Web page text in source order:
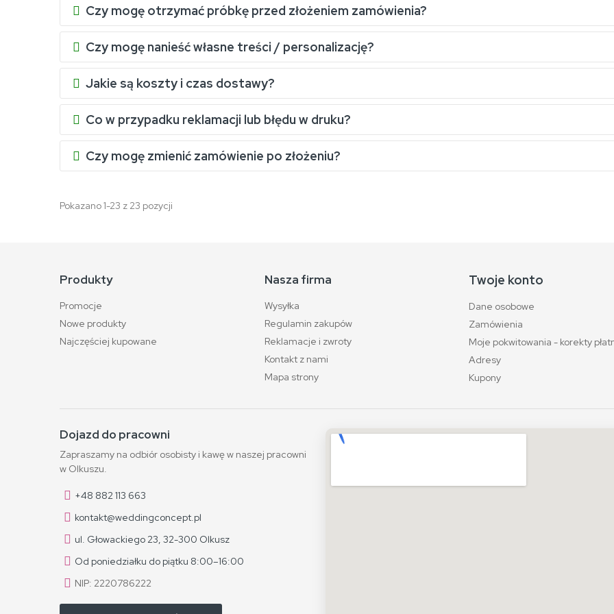
Czy mogę otrzymać próbkę przed złożeniem zamówienia?
Czy mogę nanieść własne treści / personalizację?
Jakie są koszty i czas dostawy?
Co w przypadku reklamacji lub błędu w druku?
Czy mogę zmienić zamówienie po złożeniu?
Pokazano 1-23 z 23 pozycji
Produkty
Promocje
Nowe produkty
Najczęściej kupowane
Nasza firma
Wysyłka
Regulamin zakupów
Reklamacje i zwroty
Kontakt z nami
Mapa strony
Twoje konto
Dane osobowe
Zamówienia
Moje pokwitowania - korekty
Adresy
Kupony
Dojazd do pracowni
Zapraszamy na odbiór osobisty i kawę w naszej pracowni
w Olkuszu.
+48 882 113 663
kontakt@weddingconcept.pl
ul. Głowackiego 23, 32-300 Olkusz
Od poniedziałku do piątku 8:00–16:00
NIP: 2220786222